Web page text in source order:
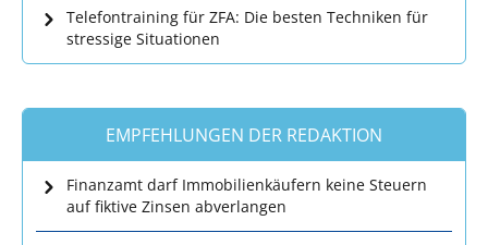
Telefontraining für ZFA: Die besten Techniken für
stressige Situationen
EMPFEHLUNGEN DER REDAKTION
Finanzamt darf Immobilienkäufern keine Steuern
auf fiktive Zinsen abverlangen